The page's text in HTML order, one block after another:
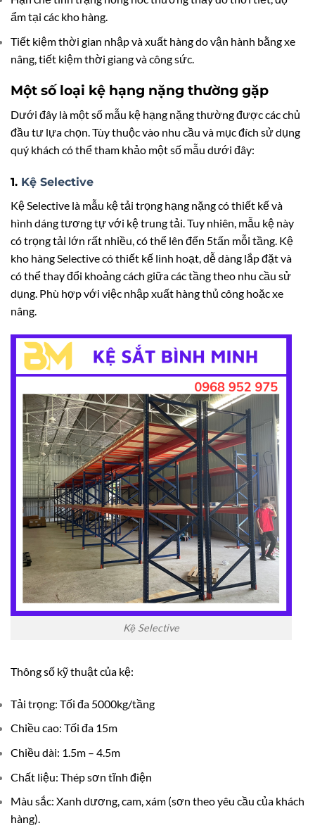
ẩm tại các kho hàng.
Tiết kiệm thời gian nhập và xuất hàng do vận hành bằng xe
nâng, tiết kiệm thời giang và công sức.
Một số loại kệ hạng nặng thường gặp
Dưới đây là một số mẫu kệ hạng nặng thường được các chủ
đầu tư lựa chọn. Tùy thuộc vào nhu cầu và mục đích sử dụng
quý khách có thể tham khảo một số mẫu dưới đây:
1. Kệ Selective
Kệ Selective là mẫu kệ tải trọng hạng nặng có thiết kế và
hình dáng tương tự với kệ trung tải. Tuy nhiên, mẫu kệ này
có trọng tải lớn rất nhiều, có thể lên đến 5tấn mỗi tầng. Kệ
kho hàng Selective có thiết kế linh hoạt, dễ dàng lắp đặt và
có thể thay đổi khoảng cách giữa các tầng theo nhu cầu sử
dụng. Phù hợp với việc nhập xuất hàng thủ công hoặc xe
nâng.
Kệ Selective
Thông số kỹ thuật của kệ:
Tải trọng: Tối đa 5000kg/tầng
Chiều cao: Tối đa 15m
Chiều dài: 1.5m – 4.5m
Chất liệu: Thép sơn tĩnh điện
Màu sắc: Xanh dương, cam, xám (sơn theo yêu cầu của khách
hàng).